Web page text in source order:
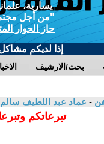
يسارية،
"من أجل
حاز الحوار
إذا لديكم
بحث/الارشيف
- عماد عبد اللطيف سالم
تبرعاتكم